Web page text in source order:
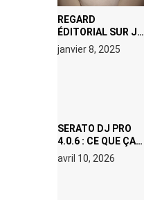
REGARD
ÉDITORIAL SUR JE
M’APPELLE TIM
(NETFLIX) : AVICII,
janvier 8, 2025
SERATO DJ PRO
4.0.6 : CE QUE ÇA
CHANGE, MÊME SI
VOUS N’ÊTES NI
avril 10, 2026